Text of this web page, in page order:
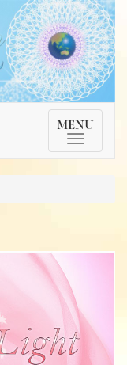
TMenu
MENU